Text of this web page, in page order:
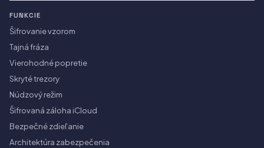
FUNKCIE
Šifrovanie vzorom
Tajná fráza
Vierohodné popretie
Skryté trezory
Núdzový režim
Šifrovaná záloha iCloud
Bezpečné zdieľanie
Architektúra zabezpečenia